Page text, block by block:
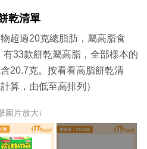
乾清單
超過20克總脂肪，屬高脂食
33款餅乾屬高脂，全部樣本的
20.7克。按看看高脂餅乾清
算，由低至高排列）
圖片放大↓